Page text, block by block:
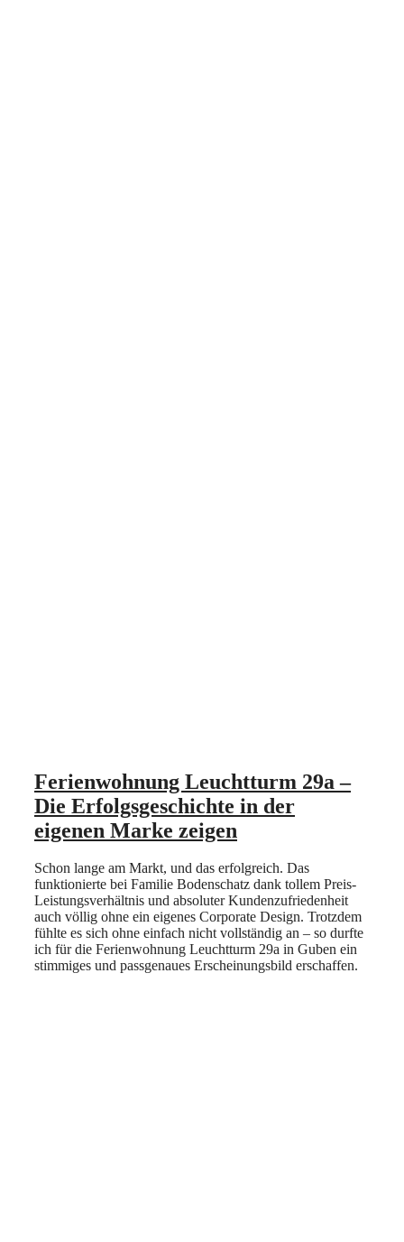
Ferienwohnung Leuchtturm 29a –
Die Erfolgsgeschichte in der
eigenen Marke zeigen
Schon lange am Markt, und das erfolgreich. Das
funktionierte bei Familie Bodenschatz dank tollem Preis-
Leistungsverhältnis und absoluter Kundenzufriedenheit
auch völlig ohne ein eigenes Corporate Design. Trotzdem
fühlte es sich ohne einfach nicht vollständig an – so durfte
ich für die Ferienwohnung Leuchtturm 29a in Guben ein
stimmiges und passgenaues Erscheinungsbild erschaffen.